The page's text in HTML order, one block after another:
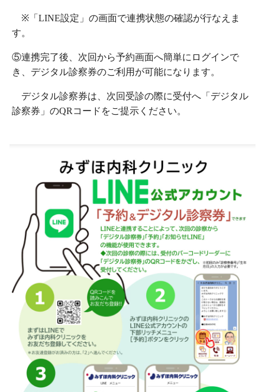
※「LINE設定」の画面で連携状態の確認が行なえま
す。
⑤連携完了後、次回から予約画面へ簡単にログインで
き、デジタル診察券のご利用が可能になります。
デジタル診察券は、次回受診の際に受付へ「デジタル
診察券」のQRコードをご提示ください。